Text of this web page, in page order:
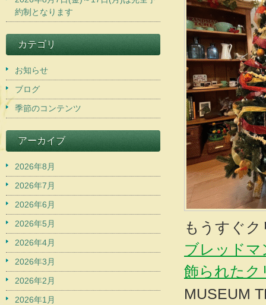
もうすぐ
ブレッド
飾られたク
MUSEUM
約制となります
カテゴリ
お知らせ
ブログ
季節のコンテンツ
アーカイブ
2026年8月
2026年7月
2026年6月
2026年5月
2026年4月
2026年3月
2026年2月
2026年1月